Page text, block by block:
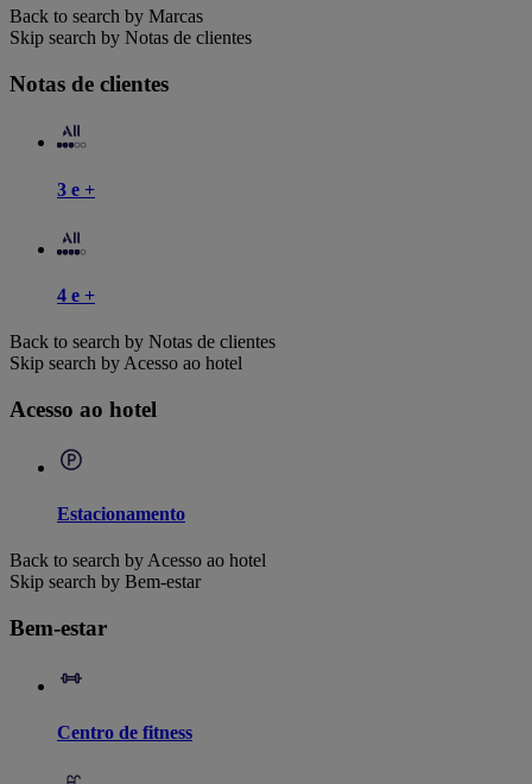
Back to search by Marcas
Skip search by Notas de clientes
Notas de clientes
3 e +
4 e +
Back to search by Notas de clientes
Skip search by Acesso ao hotel
Acesso ao hotel
Estacionamento
Back to search by Acesso ao hotel
Skip search by Bem-estar
Bem-estar
Centro de fitness